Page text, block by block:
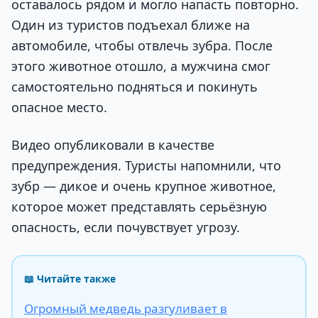
оставалось рядом и могло напасть повторно.
Один из туристов подъехал ближе на
автомобиле, чтобы отвлечь зубра. После
этого животное отошло, а мужчина смог
самостоятельно подняться и покинуть
опасное место.
Видео опубликовали в качестве
предупреждения. Туристы напомнили, что
зубр — дикое и очень крупное животное,
которое может представлять серьёзную
опасность, если почувствует угрозу.
📖 Читайте также
Огромный медведь разгуливает в